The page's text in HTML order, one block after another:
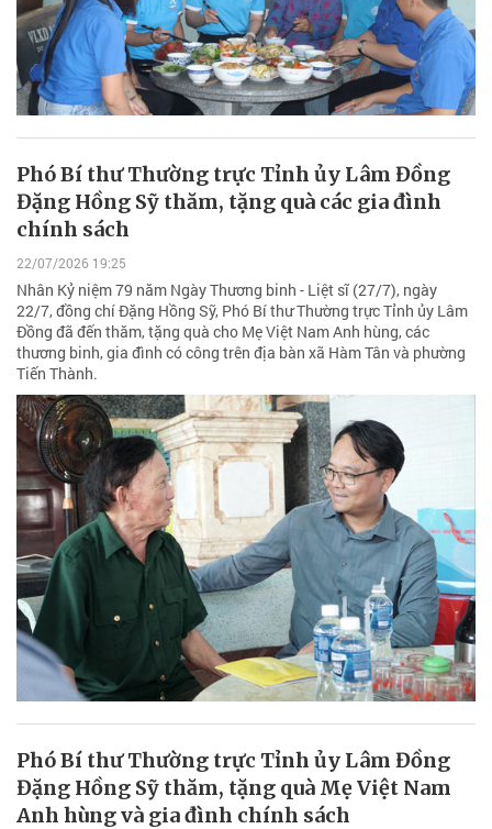
Phó Bí thư Thường trực Tỉnh ủy Lâm Đồng
Đặng Hồng Sỹ thăm, tặng quà các gia đình
chính sách
22/07/2026 19:25
Nhân Kỷ niệm 79 năm Ngày Thương binh - Liệt sĩ (27/7), ngày
22/7, đồng chí Đặng Hồng Sỹ, Phó Bí thư Thường trực Tỉnh ủy Lâm
Đồng đã đến thăm, tặng quà cho Mẹ Việt Nam Anh hùng, các
thương binh, gia đình có công trên địa bàn xã Hàm Tân và phường
Tiến Thành.
Phó Bí thư Thường trực Tỉnh ủy Lâm Đồng
Đặng Hồng Sỹ thăm, tặng quà Mẹ Việt Nam
Anh hùng và gia đình chính sách